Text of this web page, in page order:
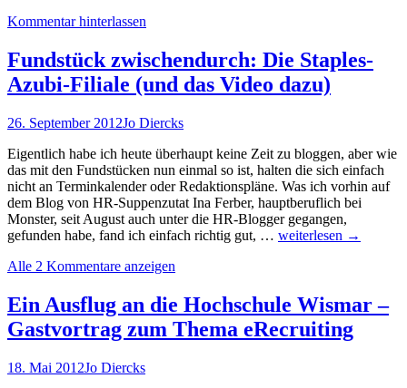
Banker…
und
mehr:
der
TARGOBANK
erschließt
neue
Zielgruppen
Kommentar hinterlassen
Fundstück zwischendurch: Die Staples-
Azubi-Filiale (und das Video dazu)
26. September 2012Jo Diercks
Eigentlich habe ich heute überhaupt keine Zeit zu bloggen, aber wie
das mit den Fundstücken nun einmal so ist, halten die sich einfach
nicht an Terminkalender oder Redaktionspläne. Was ich vorhin auf
dem Blog von HR-Suppenzutat Ina Ferber, hauptberuflich bei
Monster, seit August auch unter die HR-Blogger gegangen,
gefunden habe, fand ich einfach richtig gut, … Fundstück
Azubi-
Filiale
(und
weiterlesen →
Alle 2 Kommentare anzeigen
Ein Ausflug an die Hochschule Wismar –
Gastvortrag zum Thema eRecruiting
18. Mai 2012Jo Diercks